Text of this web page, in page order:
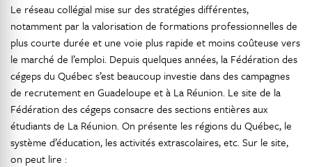
Le réseau collégial mise sur des stratégies différentes,
notamment par la valorisation de formations professionnelles de
plus courte durée et une voie plus rapide et moins coûteuse vers
le marché de l’emploi. Depuis quelques années, la Fédération des
cégeps du Québec s’est beaucoup investie dans des campagnes
de recrutement en Guadeloupe et à La Réunion. Le site de la
Fédération des cégeps consacre des sections entières aux
étudiants de La Réunion. On présente les régions du Québec, le
système d’éducation, les activités extrascolaires, etc. Sur le site,
on peut lire :